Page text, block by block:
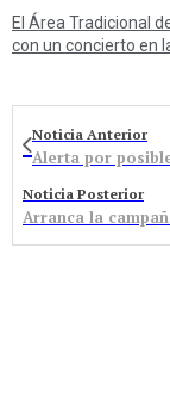
El Área Tradicional
con un concierto en
Noticia Anterior
Noticia Posterior